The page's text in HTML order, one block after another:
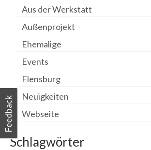
Aus der Werkstatt
Außenprojekt
Ehemalige
Events
Flensburg
Neuigkeiten
Webseite
Schlagwörter
Feedback